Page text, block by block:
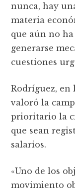
nunca, hay
materia
que aún no
generarse
cuestiones
Rodríguez, en
valoró la
prioritario la
que sean
salarios.
«Uno de los
movimiento